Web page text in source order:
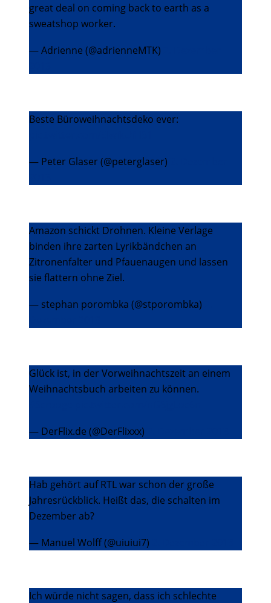
great deal on coming back to earth as a
sweatshop worker.
— Adrienne (@adrienneMTK)
Beste Büroweihnachtsdeko ever:
— Peter Glaser (@peterglaser)
Amazon schickt Drohnen. Kleine Verlage
binden ihre zarten Lyrikbändchen an
Zitronenfalter und Pfauenaugen und lassen
sie flattern ohne Ziel.
— stephan porombka (@stporombka)
Glück ist, in der Vorweihnachtszeit an einem
Weihnachtsbuch arbeiten zu können.
— DerFlix.de (@DerFlixxx)
Hab gehört auf RTL war schon der große
Jahresrückblick. Heißt das, die schalten im
Dezember ab?
— Manuel Wolff (@uiuiui7)
Ich würde nicht sagen, dass ich schlechte